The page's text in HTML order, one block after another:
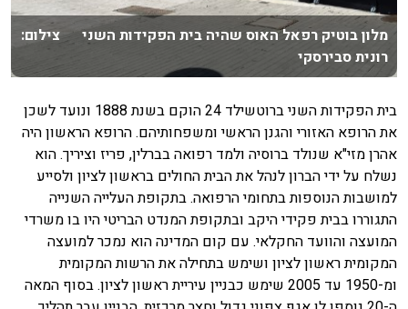
מלון בוטיק רפאל האוס שהיה בית הפקידות השני צילום:
רונית סבירסקי
בית הפקידות השני ברוטשילד 24 הוקם בשנת 1888 ונועד לשכן
את הרופא האזורי והגנן הראשי ומשפחותיהם. הרופא הראשון היה
אהרן מזי"א שנולד ברוסיה ולמד רפואה בברלין, פריז וציריך. הוא
נשלח על ידי הברון לנהל את הבית החולים בראשון לציון ולסייע
למושבות הנוספות בתחומי הרפואה. בתקופת העלייה השנייה
התגוררו בבית פקידי היקב ובתקופת המנדט הבריטי היו בו משרדי
המועצה והוועד החקלאי. עם קום המדינה הוא נמכר למועצה
המקומית ראשון לציון ושימש בתחילה את הרשות המקומית
ומ-1950 עד 2005 שימש כבניין עיריית ראשון לציון. בסוף המאה